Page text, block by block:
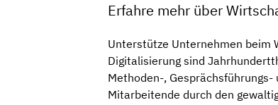
Erfahre mehr über
Unterstütze Unternehmen beim
Digitalisierung sind
Methoden-,
Mitarbeitende durch den